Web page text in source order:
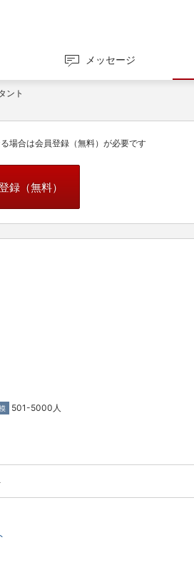
メッセージ
ント
場合は会員登録（無料）が必要です
録（無料）
501-5000人